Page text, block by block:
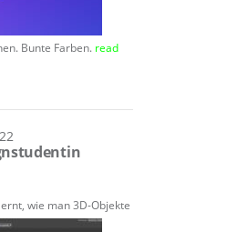
Bunte Farben. read
wie man 3D-Objekte